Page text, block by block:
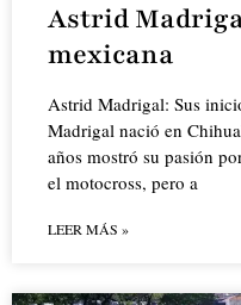
Astrid
mexicana
Astrid Madrigal: Sus
Madrigal nació en
años mostró su pasión
el motocross, pero a
LEER MÁS »